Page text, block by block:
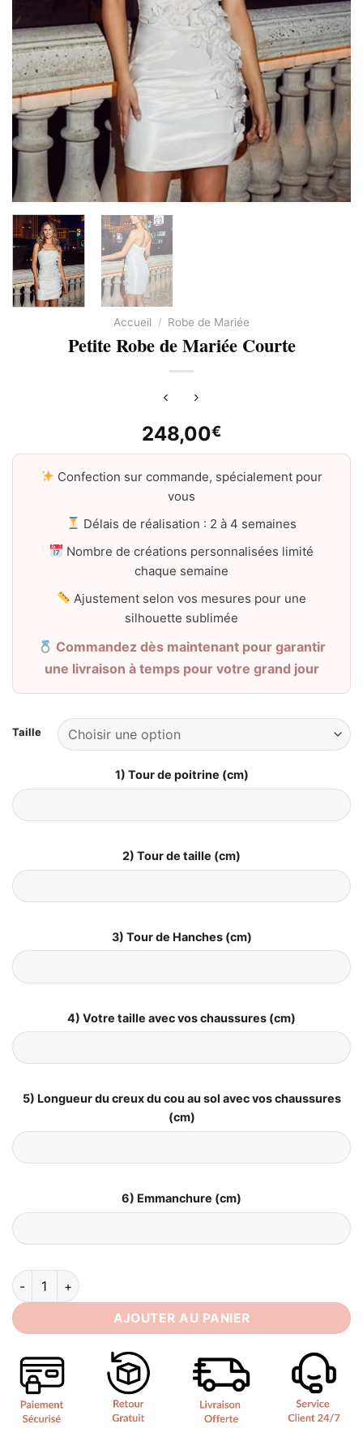
Accueil / Robe de Mariée
Petite Robe de Mariée Courte
248,00€
Confection sur commande, spécialement pour
vous
Délais de réalisation : 2 à 4 semaines
Nombre de créations personnalisées limité
chaque semaine
Ajustement selon vos mesures pour une
silhouette sublimée
Commandez dès maintenant pour garantir
une livraison à temps pour votre grand jour
Taille
1) Tour de poitrine (cm)
2) Tour de taille (cm)
3) Tour de Hanches (cm)
4) Votre taille avec vos chaussures (cm)
5) Longueur du creux du cou au sol avec vos chaussures
(cm)
6) Emmanchure (cm)
quantité de Petite Robe de Mariée Courte
AJOUTER AU PANIER